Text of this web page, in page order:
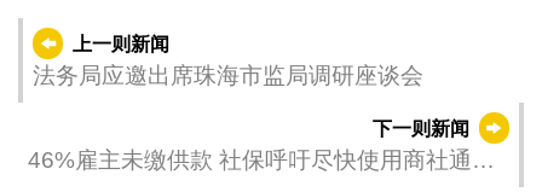
上一则新闻
法务局应邀出席珠海市监局调研座谈会
下一则新闻
46%雇主未缴供款 社保呼吁尽快使用商社通一